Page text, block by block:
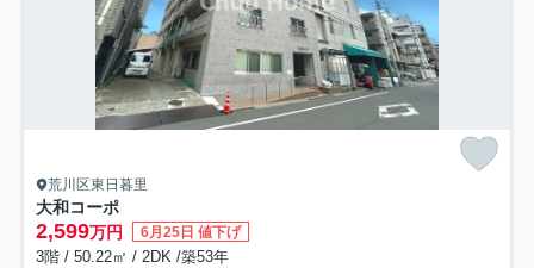
荒川区東日暮里
大和コーポ
2,599万円 6月25日 値下げ
3階 / 50.22㎡ / 2DK /築53年